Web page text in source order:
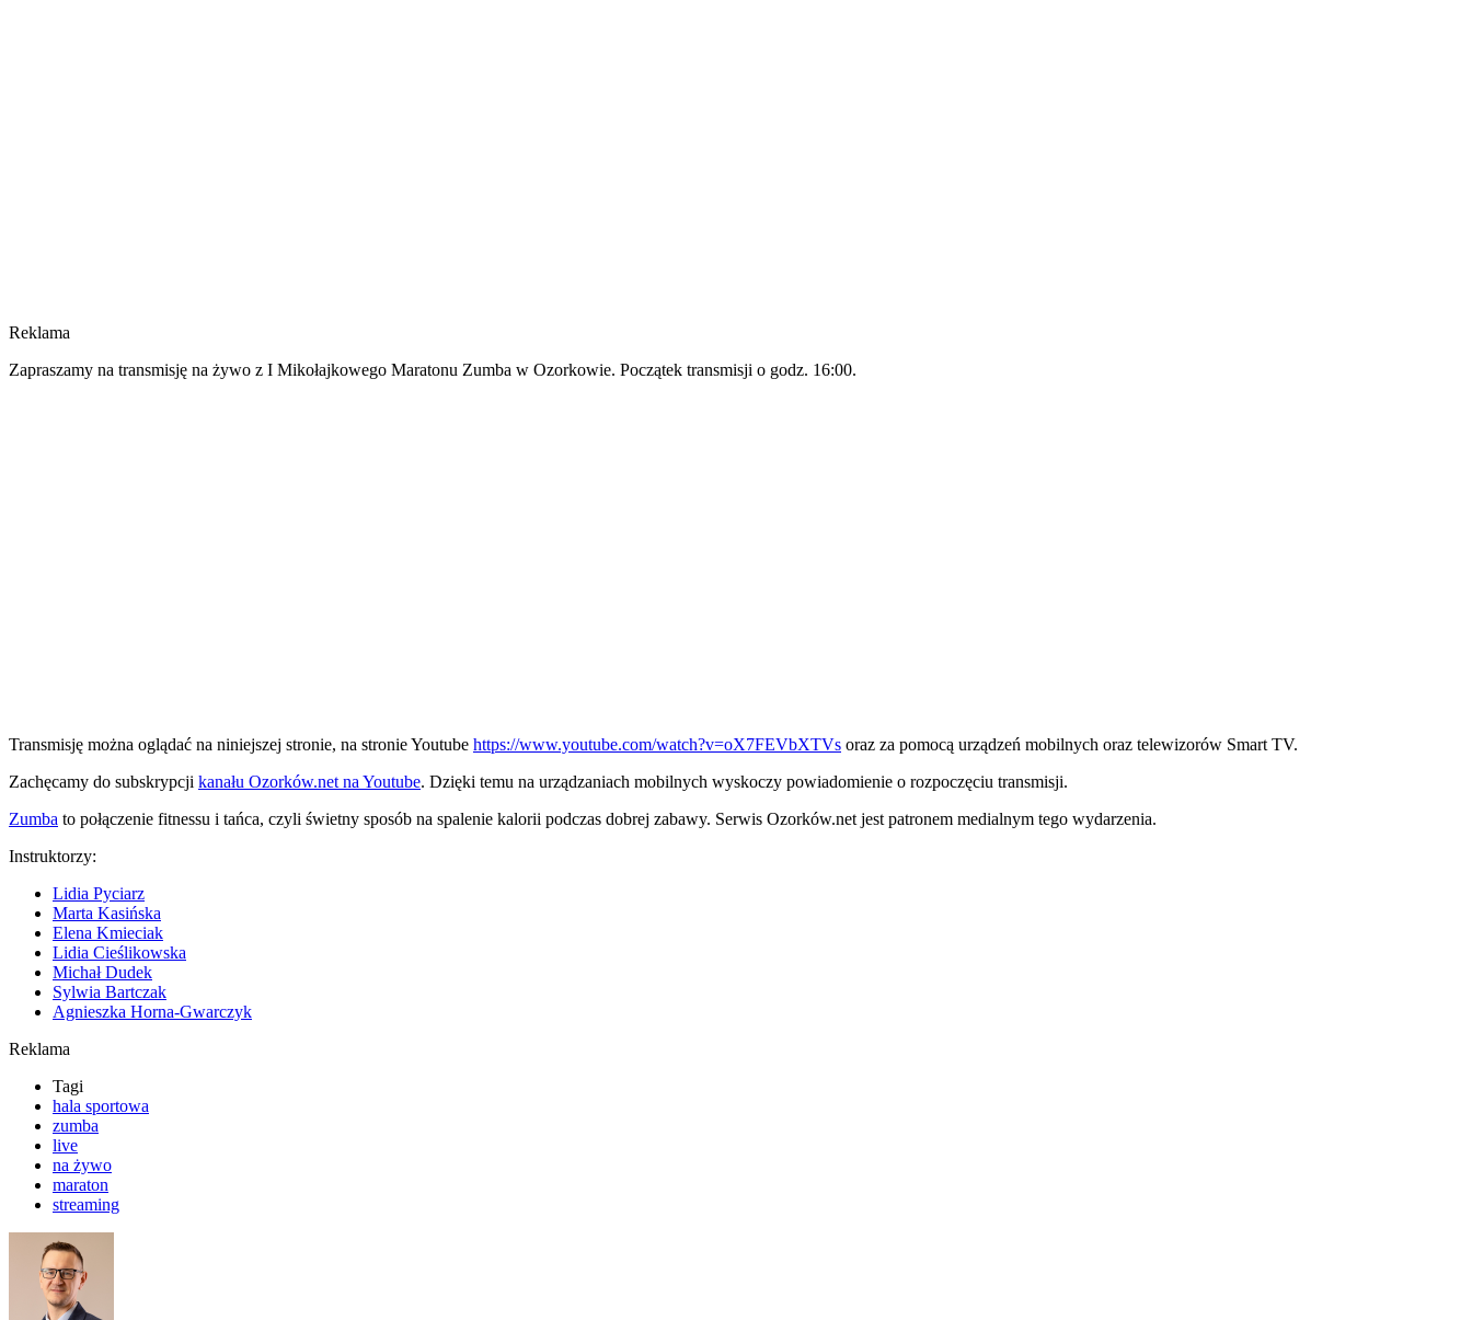
Reklama
Zapraszamy na transmisję na żywo z I Mikołajkowego Maratonu Zumba w Ozorkowie. Początek transmisji o godz. 16:00.
Transmisję można oglądać na niniejszej stronie, na stronie Youtube https://www.youtube.com/watch?v=oX7FEVbXTVs oraz za pomocą urządzeń mobilnych oraz telewizorów Smart TV.
Zachęcamy do subskrypcji kanału Ozorków.net na Youtube. Dzięki temu na urządzaniach mobilnych wyskoczy powiadomienie o rozpoczęciu transmisji.
Zumba to połączenie fitnessu i tańca, czyli świetny sposób na spalenie kalorii podczas dobrej zabawy. Serwis Ozorków.net jest patronem medialnym tego wydarzenia.
Instruktorzy:
Lidia Pyciarz
Marta Kasińska
Elena Kmieciak
Lidia Cieślikowska
Michał Dudek
Sylwia Bartczak
Agnieszka Horna-Gwarczyk
Reklama
Tagi
hala sportowa
zumba
live
na żywo
maraton
streaming